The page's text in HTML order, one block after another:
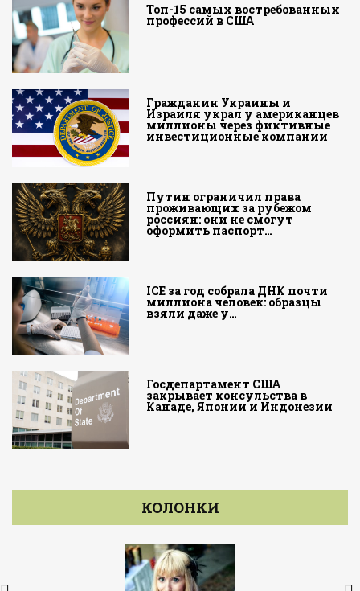
Топ-15 самых востребованных
профессий в США
Гражданин Украины и
Израиля украл у американцев
миллионы через фиктивные
инвестиционные компании
Путин ограничил права
проживающих за рубежом
россиян: они не смогут
оформить паспорт…
ICE за год собрала ДНК почти
миллиона человек: образцы
взяли даже у…
Госдепартамент США
закрывает консульства в
Канаде, Японии и Индонезии
КОЛОНКИ